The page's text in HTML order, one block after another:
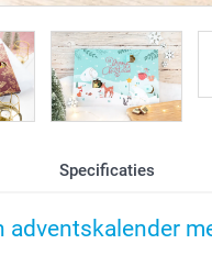
Specificaties
adventskalender